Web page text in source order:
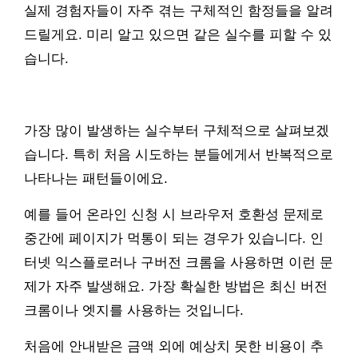
실제 경험자들이 자주 겪는 구체적인 함정들을 알려
드릴게요. 미리 알고 있으면 같은 실수를 피할 수 있
습니다.
가장 많이 발생하는 실수부터 구체적으로 살펴보겠
습니다. 특히 처음 시도하는 분들에게서 반복적으로
나타나는 패턴들이에요.
예를 들어 온라인 신청 시 브라우저 호환성 문제로
중간에 페이지가 먹통이 되는 경우가 있습니다. 인
터넷 익스플로러나 구버전 크롬을 사용하면 이런 문
제가 자주 발생해요. 가장 확실한 방법은 최신 버전
크롬이나 엣지를 사용하는 것입니다.
처음에 안내받은 금액 외에 예상치 못한 비용이 추